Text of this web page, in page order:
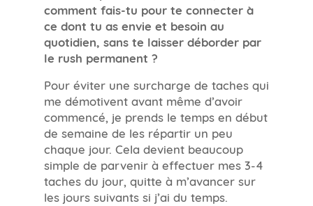
comment fais-tu pour te connecter à
ce dont tu as envie et besoin au
quotidien, sans te laisser déborder par
le rush permanent ?
Pour éviter une surcharge de taches qui
me démotivent avant même d’avoir
commencé, je prends le temps en début
de semaine de les répartir un peu
chaque jour. Cela devient beaucoup
simple de parvenir à effectuer mes 3-4
taches du jour, quitte à m’avancer sur
les jours suivants si j’ai du temps.